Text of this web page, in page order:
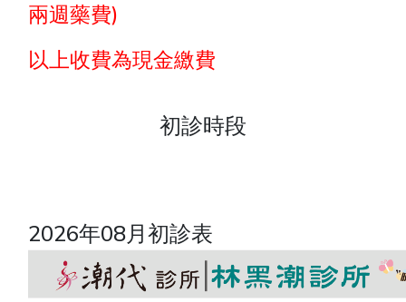
兩週藥費)
以上收費為現金繳費
初診時段
2026年08月初診表